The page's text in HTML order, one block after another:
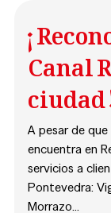
Canal
A pesar de
encuentra en
servicios a
Pontevedra:
Morrazo...